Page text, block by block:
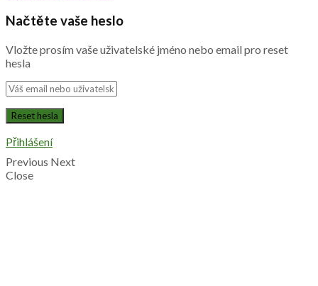
Načtěte vaše heslo
Vložte prosím vaše uživatelské jméno nebo email pro reset
hesla
Přihlášení
Previous Next
Close